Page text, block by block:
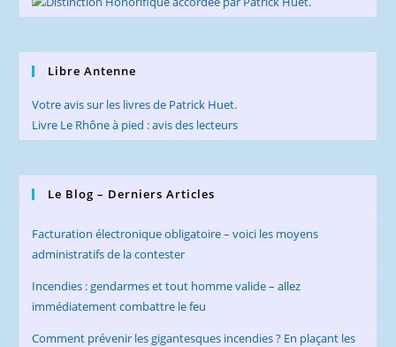
Libre Antenne
Votre avis sur les livres de Patrick Huet.
Livre Le Rhône à pied : avis des lecteurs
Le Blog – Derniers Articles
Facturation électronique obligatoire – voici les moyens
administratifs de la contester
Incendies : gendarmes et tout homme valide – allez
immédiatement combattre le feu
Comment prévenir les gigantesques incendies ? En plaçant les